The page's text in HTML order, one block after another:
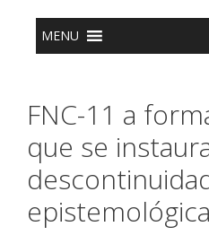
conteúdo
MENU
FNC-11 a
que se
epistemológica